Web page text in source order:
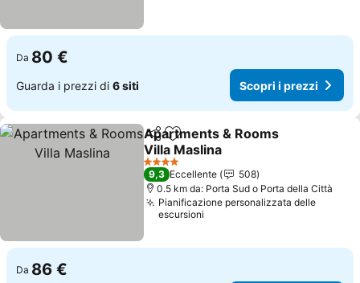
Da 80 €
Guarda i prezzi di 6 siti Scopri i prezzi
CondividiAggiungi ai preferiti
Apartments & Rooms
Villa Maslina
Scopri i prezzi
4 Stelle
9,3 Eccellente
508
0.5 km da: Porta Sud o Porta della Città
Pianificazione personalizzata delle
escursioni
Da 86 €